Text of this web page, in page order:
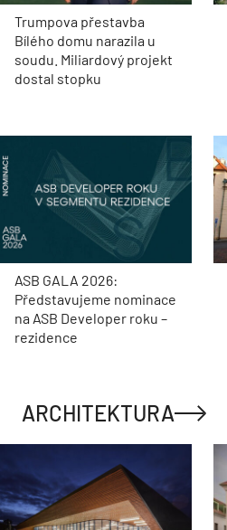
Trumpova přestavba
Bílého domu narazila u
soudu. Miliardový projekt
dostal stopku
ASB GALA 2026:
Představujeme nominace
na ASB Developer roku –
rezidence
ARCHITEKTURA